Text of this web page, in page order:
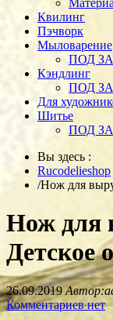
Квилинг
Пэчворк
Мыловарение
ПОД
Кэндлинг
ПОД
Для
Шитье
ПОД
Вы здесь :
Rucodelieshop
/Нож для
Нож для
Детское
26.09.2019
Комментариев нет